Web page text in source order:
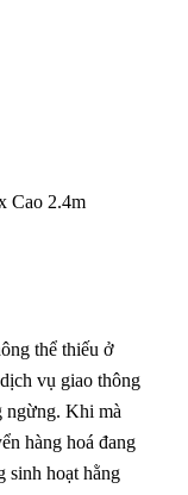
Cao 2.4m
thể thiếu ở
vụ giao thông
ngừng. Khi mà
hàng hoá đang
sinh hoạt hằng